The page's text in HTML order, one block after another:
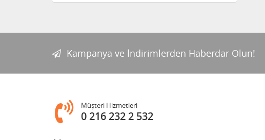
Kampanya ve İndirimlerden Haberdar Olun!
Müşteri Hizmetleri
0 216 232 2 532